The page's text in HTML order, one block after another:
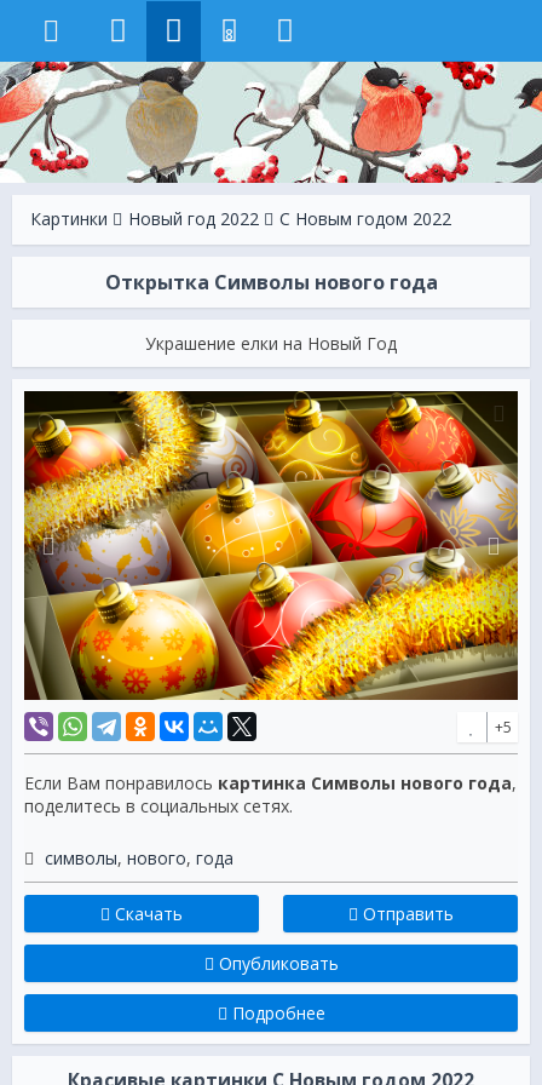
8
Картинки Новый год 2022 C Новым годом 2022
Открытка Символы нового года
Украшение елки на Новый Год
+5
Если Вам понравилось картинка Символы нового года,
поделитесь в социальных сетях.
символы, нового, года
Скачать Отправить
Опубликовать
Подробнее